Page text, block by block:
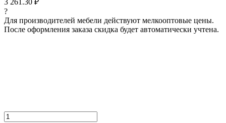
?
Для производителей мебели действуют мелкооптовые цены.
После оформления заказа скидка будет автоматически учтена.